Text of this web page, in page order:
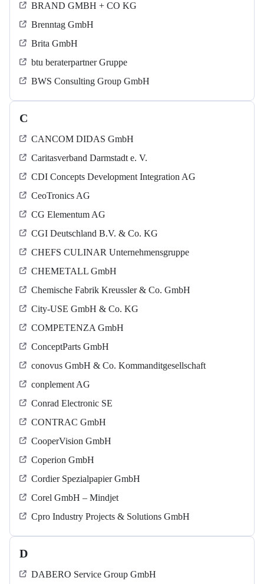
BRAND GMBH + CO KG
Brenntag GmbH
Brita GmbH
btu beraterpartner Gruppe
BWS Consulting Group GmbH
C
CANCOM DIDAS GmbH
Caritasverband Darmstadt e. V.
CDI Concepts Development Integration AG
CeoTronics AG
CG Elementum AG
CGI Deutschland B.V. & Co. KG
CHEFS CULINAR Unternehmensgruppe
CHEMETALL GmbH
Chemische Fabrik Kreussler & Co. GmbH
City-USE GmbH & Co. KG
COMPETENZA GmbH
ConceptParts GmbH
conovus GmbH & Co. Kommanditgesellschaft
conplement AG
Conrad Electronic SE
CONTRAC GmbH
CooperVision GmbH
Coperion GmbH
Cordier Spezialpapier GmbH
Corel GmbH – Mindjet
Cpro Industry Projects & Solutions GmbH
D
DABERO Service Group GmbH